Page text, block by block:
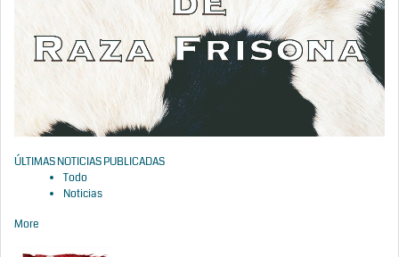
ÚLTIMAS NOTICIAS PUBLICADAS
Todo
Noticias
More